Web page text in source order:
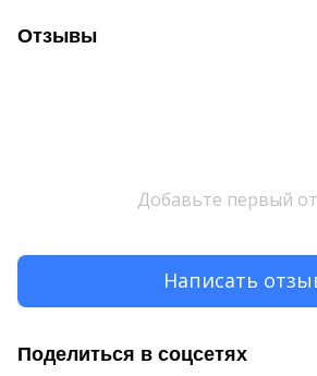
Отзывы
Добавьте первый
Написать
Поделиться в соцсетях